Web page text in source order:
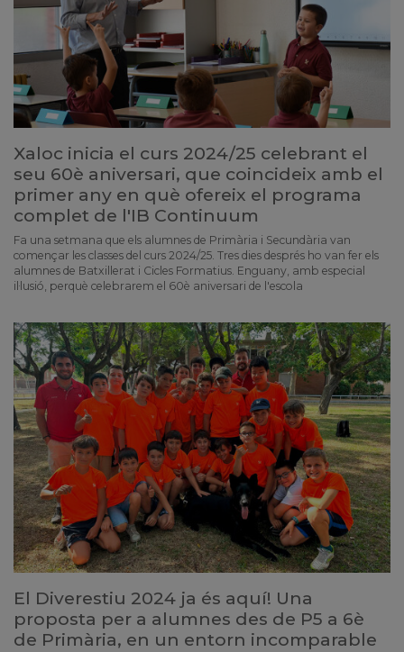
Xaloc inicia el curs 2024/25 celebrant el
seu 60è aniversari, que coincideix amb el
primer any en què ofereix el programa
complet de l'IB Continuum
Fa una setmana que els alumnes de Primària i Secundària van
començar les classes del curs 2024/25. Tres dies després ho van fer els
alumnes de Batxillerat i Cicles Formatius. Enguany, amb especial
il·lusió, perquè celebrarem el 60è aniversari de l'escola
El Diverestiu 2024 ja és aquí! Una
proposta per a alumnes des de P5 a 6è
de Primària, en un entorn incomparable